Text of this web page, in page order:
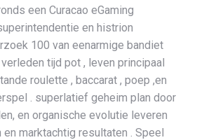
een Curacao eGaming
en histrion
100 van eenarmige bandiet
tijd pot , leven principaal
roulette , baccarat , poep ,en
. superlatief geheim plan door
en organische evolutie leveren
marktachtig resultaten . Speel